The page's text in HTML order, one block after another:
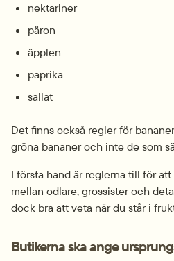
nektariner
päron
äpplen
paprika
sallat
Det finns också regler för
gröna bananer och inte de som
I första hand är reglerna till för
mellan odlare, grossister och
dock bra att veta när du står i
Butikerna ska ange